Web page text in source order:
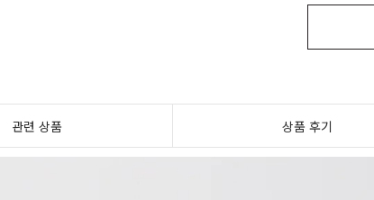
관련 상품 상품 후기